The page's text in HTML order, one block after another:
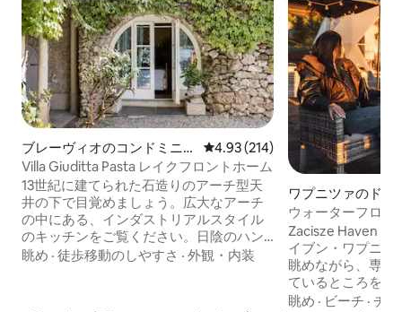
ブレーヴィオのコンドミニア
ム
レビュー214件、5つ星中4.93つ
4.93 (214)
Villa Giuditta Pasta レイクフロントホーム
13世紀に建てられた石造りのアーチ型天
井の下で目覚めましょう。広大なアーチ
の中にある、インダストリアルスタイル
のキッチンをご覧ください。日陰のハン
モックから湖と山の壮大な景色を眺めな
眺め · 徒歩移動のしやすさ · 外観・内装
ワプニツァのドー
ウォーターフロ
風呂、サウナ、夕
Zacisze Haven
イブン・ワプニツァ） ラグーン
眺めながら、専用
ているところを想
ロマンチックなグ
眺め · ビーチ ·チ